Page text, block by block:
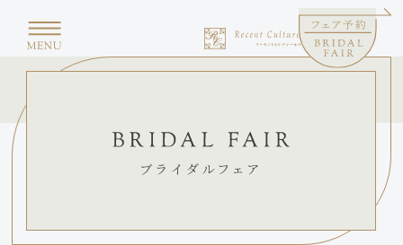
ブライダルフェア